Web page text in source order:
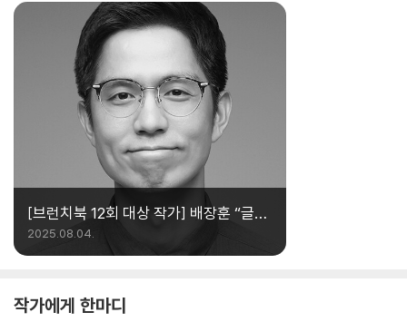
[브런치북 12회 대상 작가] 배장훈 “글은
인생이라는 피사체를 가장 선명하게
기록할 수 있는 도구라고 믿습니다”
2025.08.04.
작가에게 한마디